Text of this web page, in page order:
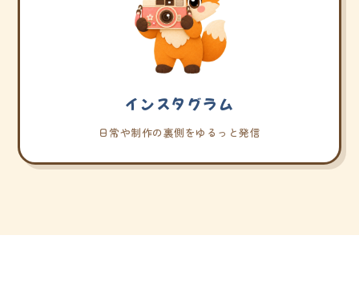
インスタグラム
日常や制作の裏側をゆるっと発信